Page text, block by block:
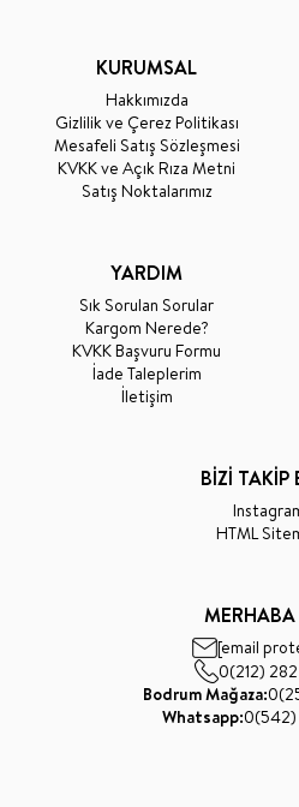
KURUMSAL
Hakkımızda
Gizlilik ve Çerez Politikası
Mesafeli Satış Sözleşmesi
KVKK ve Açık Rıza Metni
Satış Noktalarımız
YARDIM
Sık Sorulan Sorular
Kargom Nerede?
KVKK Başvuru Formu
İade Taleplerim
İletişim
BİZİ TAKİP
HTML
MERHABA
[email
0(212)
Bodrum Mağaza:
Whatsapp: